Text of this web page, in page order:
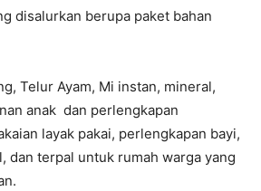
disalurkan berupa paket bahan
Telur Ayam, Mi instan, mineral,
anak dan perlengkapan
layak pakai, perlengkapan bayi,
dan terpal untuk rumah warga yang